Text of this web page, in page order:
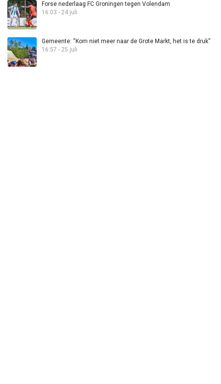
Forse nederlaag FC Groningen tegen Volendam
16:03 - 24 juli
Gemeente: “Kom niet meer naar de Grote Markt, het is te druk”
16:57 - 25 juli